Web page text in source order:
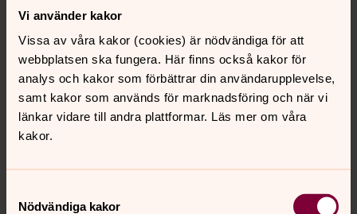
Vi använder kakor
Vissa av våra kakor (cookies) är nödvändiga för att
webbplatsen ska fungera. Här finns också kakor för
analys och kakor som förbättrar din användarupplevelse,
samt kakor som används för marknadsföring och när vi
länkar vidare till andra plattformar. Läs mer om våra
kakor.
Nödvändiga kakor